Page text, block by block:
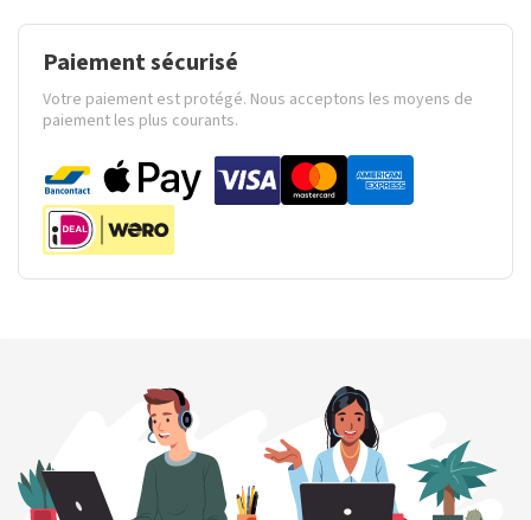
Paiement sécurisé
Votre paiement est protégé. Nous acceptons les moyens de
paiement les plus courants.